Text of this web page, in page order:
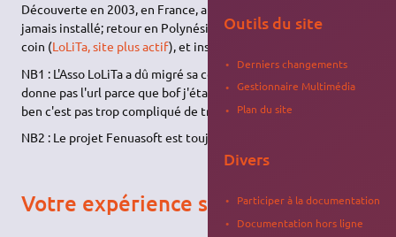
Découverte en 2003, en France, au détour d'un blog, mais
jamais installé; retour en Polynésie, participation au gull du
coin (LoLiTa, site plus actif), et install de Hoary.
NB1 : L'Asso LoLiTa a dû migré sa comm' sur facebook, je vous
donne pas l'url parce que bof j'étais mino dans le vote, et puis
ben c'est pas trop compliqué de trouver, hein ?
NB2 : Le projet Fenuasoft est toujours sur sf donc ouf …
Votre expérience sur Ubuntu
Outils du site
Derniers changements
Gestionnaire Multimédia
Plan du site
Divers
Participer à la documentation
Documentation hors ligne